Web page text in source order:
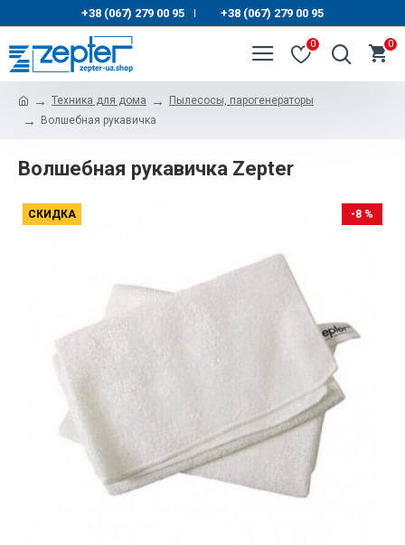
+38 (067) 279 00 95 | +38 (067) 279 00 95
0 0
Техника для дома
Пылесосы, парогенераторы
Волшебная рукавичка
Волшебная рукавичка Zepter
СКИДКА -8 %